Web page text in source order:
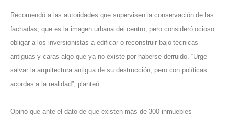
Recomendó a las autoridades que supervisen la conservación de las
fachadas, que es la imagen urbana del centro; pero consideró ocioso
obligar a los inversionistas a edificar o reconstruir bajo técnicas
antiguas y caras algo que ya no existe por haberse derruido. “Urge
salvar la arquitectura antigua de su destrucción, pero con políticas
acordes a la realidad”, planteó.
Opinó que ante el dato de que existen más de 300 inmuebles